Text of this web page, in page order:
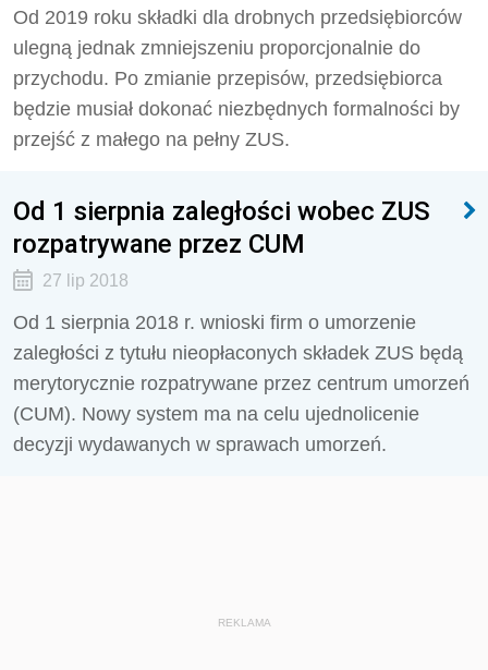
Od 2019 roku składki dla drobnych przedsiębiorców
ulegną jednak zmniejszeniu proporcjonalnie do
przychodu. Po zmianie przepisów, przedsiębiorca
będzie musiał dokonać niezbędnych formalności by
przejść z małego na pełny ZUS.
Od 1 sierpnia zaległości wobec ZUS
rozpatrywane przez CUM
27 lip 2018
Od 1 sierpnia 2018 r. wnioski firm o umorzenie
zaległości z tytułu nieopłaconych składek ZUS będą
merytorycznie rozpatrywane przez centrum umorzeń
(CUM). Nowy system ma na celu ujednolicenie
decyzji wydawanych w sprawach umorzeń.
REKLAMA